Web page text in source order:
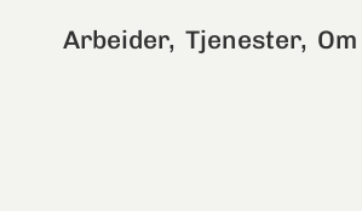
Arbeider, Tjenester,